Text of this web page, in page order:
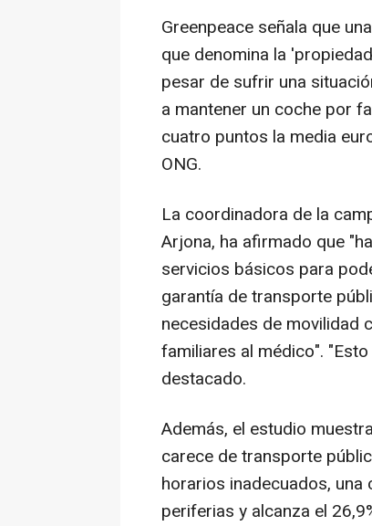
Greenpeace señala que
que denomina la
pesar de sufrir una
a mantener un coche por
cuatro puntos la media
ONG.
La coordinadora de la
Arjona, ha afirmado que
servicios básicos para
garantía de transporte
necesidades de movilidad
familiares al médico".
destacado.
Además, el estudio
carece de transporte
horarios inadecuados, una
periferias y alcanza el